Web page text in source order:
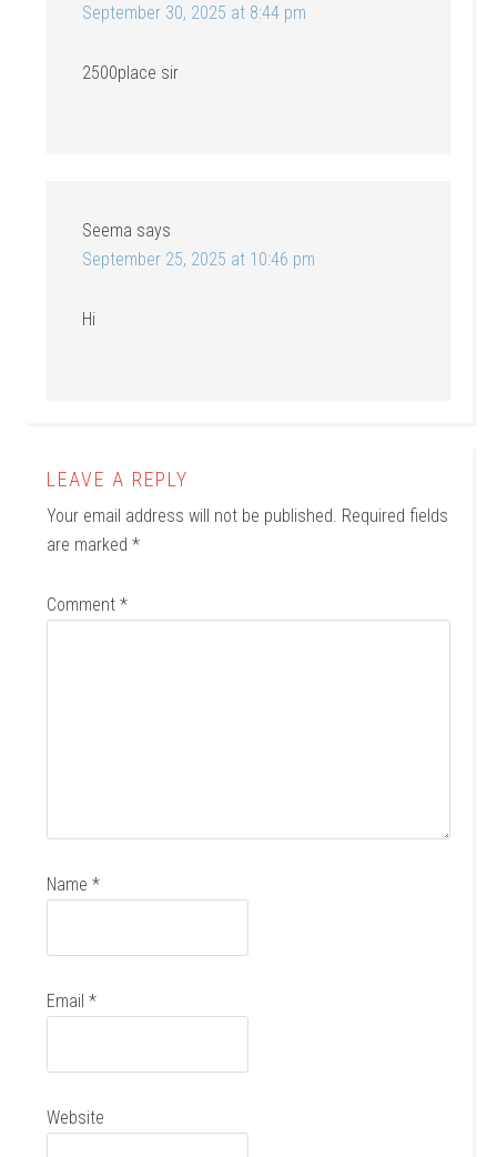
September 30, 2025 at 8:44 pm
2500place sir
Seema says
September 25, 2025 at 10:46 pm
Hi
LEAVE A REPLY
Your email address will not be published. Required fields
are marked*
Comment*
Name*
Email*
Website